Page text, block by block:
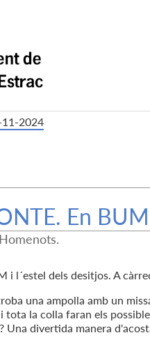
2024
En
i l´estel dels desitjos. A
una ampolla amb un
tota la colla faran els
Una divertida manera